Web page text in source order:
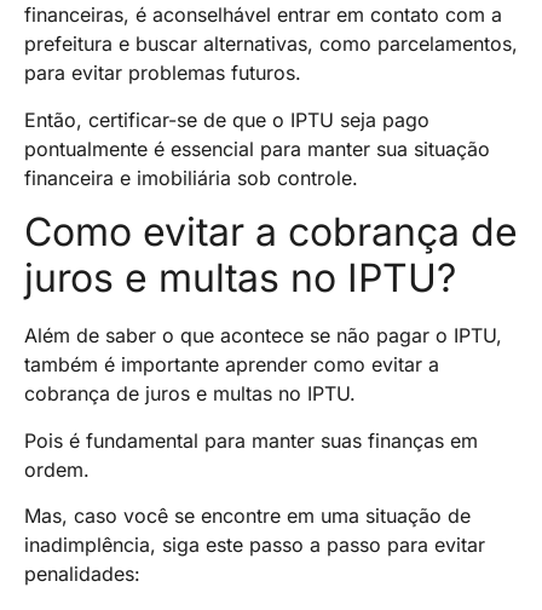
financeiras, é aconselhável entrar em contato com a
prefeitura e buscar alternativas, como parcelamentos,
para evitar problemas futuros.
Então, certificar-se de que o IPTU seja pago
pontualmente é essencial para manter sua situação
financeira e imobiliária sob controle.
Como evitar a cobrança de
juros e multas no IPTU?
Além de saber o que acontece se não pagar o IPTU,
também é importante aprender como evitar a
cobrança de juros e multas no IPTU.
Pois é fundamental para manter suas finanças em
ordem.
Mas, caso você se encontre em uma situação de
inadimplência, siga este passo a passo para evitar
penalidades: